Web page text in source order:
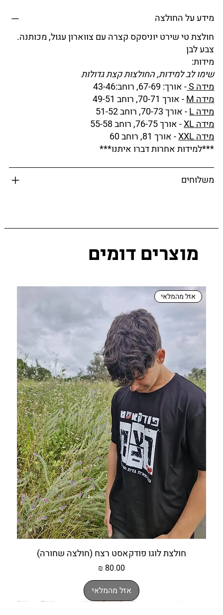
מידע על החולצה
חולצת טי שירט יוניסקס קצרה עם צווארון עגול, מכותנה.
צבע לבן
מידות:
שימו לב למידות, החולצות קצת גדולות
מידה S - אורך: 67-69, רוחב:43-46
מידה M - אורך 70-71, רוחב 49-51
מידה L - אורך 70-73, רוחב 51-52
מידה XL
- אורך 76-75, רוחב 55-58
מידה XXL
- אורך 81, רוחב 60
***למידות אחרות דברו איתנו***
משלוחים
מוצרים דומים
אזל מהמלאי
חולצת לוגו פודקאסט רצח (חולצה שחורה)
מחיר
אזל מהמלאי